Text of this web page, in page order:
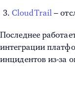
CloudTrail –
Последнее
интеграции
инцидентов из-за